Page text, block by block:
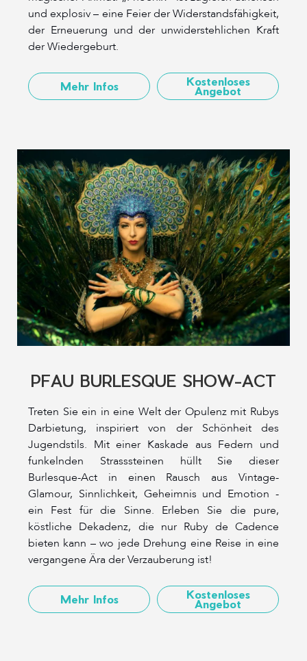
und explosiv – eine Feier der Widerstandsfähigkeit,
der Erneuerung und der unwiderstehlichen Kraft
der Wiedergeburt.
Mehr Infos Kostenloses
Angebot
PFAU BURLESQUE SHOW-ACT
Treten Sie ein in eine Welt der Opulenz mit Rubys
Darbietung, inspiriert von der Schönheit des
Jugendstils. Mit einer Kaskade aus Federn und
funkelnden Strasssteinen hüllt Sie dieser
Burlesque-Act in einen Rausch aus Vintage-
Glamour, Sinnlichkeit, Geheimnis und Emotion -
ein Fest für die Sinne. Erleben Sie die pure,
köstliche Dekadenz, die nur Ruby de Cadence
bieten kann – wo jede Drehung eine Reise in eine
vergangene Ära der Verzauberung ist!
Mehr Infos Kostenloses
Angebot